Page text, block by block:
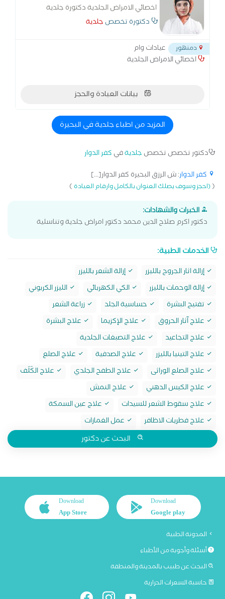
اخصائي الامراض الجلدية دكتورة جلدية
متخصص في جلدية بالغين
دكتورة تخصص جلدية
دمنهور
عيادات وام
اخصائي الامراض الجلدية
بيانات العيادة والحجز
المزيد من اطباء جلدية في البحيرة
دكتور تخصص تخصص جلديةفي كفر الدوار
كفر الدوار: ش الرزق البحيرة كفر الدوار[...]
((احجز وسوف يصلك العنوان بالكامل وارقام العيادة)
الخبرات والشهادات:
دكتور اكرم صلاح الدين محمد دكتور امراض جلدية وتناسلية
الخدمات الطبية:
إزالة اثار الجروح بالليزر
إزالة الشعر بالليزر
إزالة الوحمات بالليزر
الكي الكهربائي
الليزر الكربوني
تفتيح البشرة
حساسية الجلد
زراعة الشعر
علاج آثار الحروق
علاج الإكزيما
علاج البشرة
علاج التجاعيد
علاج التصبغات الجلدية
علاج التينيا بالليزر
علاج الصدفية
علاج الصلع
علاج الصلع الوراثى
علاج الطفح الجلدي
علاج الكَلَف
علاج الكيس الدهني
علاج النمش
علاج سقوط الشعر للسيدات
علاج عين السمكة
علاج فطريات الاظافر
عمل الغمازات
البحث عن دكتور
Download
Google play
Download
App Store
المدونة الطبية
أسئلة وأجوبة من الأطباء
البحث عن طبيب بالمدينة والمنطقة
حاسبة السعرات الحرارية